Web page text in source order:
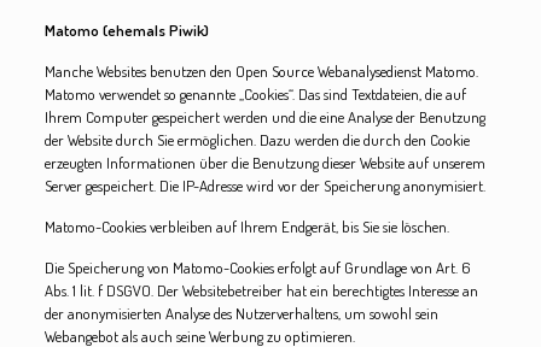
Matomo (ehemals Piwik)
Manche Websites benutzen den Open Source Webanalysedienst Matomo.
Matomo verwendet so genannte „Cookies“. Das sind Textdateien, die auf
Ihrem Computer gespeichert werden und die eine Analyse der Benutzung
der Website durch Sie ermöglichen. Dazu werden die durch den Cookie
erzeugten Informationen über die Benutzung dieser Website auf unserem
Server gespeichert. Die IP-Adresse wird vor der Speicherung anonymisiert.
Matomo-Cookies verbleiben auf Ihrem Endgerät, bis Sie sie löschen.
Die Speicherung von Matomo-Cookies erfolgt auf Grundlage von Art. 6
Abs. 1 lit. f DSGVO. Der Websitebetreiber hat ein berechtigtes Interesse an
der anonymisierten Analyse des Nutzerverhaltens, um sowohl sein
Webangebot als auch seine Werbung zu optimieren.